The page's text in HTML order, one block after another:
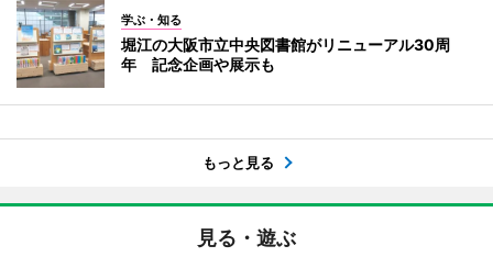
学ぶ・知る
堀江の大阪市立中央図書館がリニューアル30周
年 記念企画や展示も
もっと見る
見る・遊ぶ